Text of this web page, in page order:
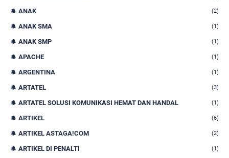
ANAK (2)
ANAK SMA (1)
ANAK SMP (1)
APACHE (1)
ARGENTINA (1)
ARTATEL (3)
ARTATEL SOLUSI KOMUNIKASI HEMAT DAN HANDAL (1)
ARTIKEL (6)
ARTIKEL ASTAGA!COM (2)
ARTIKEL DI PENALTI (1)